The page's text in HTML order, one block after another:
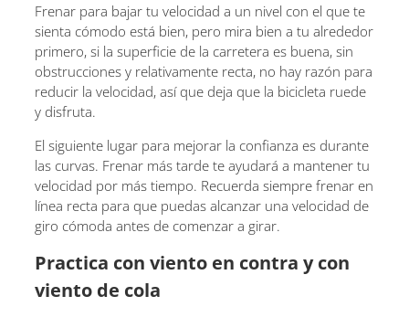
Frenar para bajar tu velocidad a un nivel con el que te
sienta cómodo está bien, pero mira bien a tu alrededor
primero, si la superficie de la carretera es buena, sin
obstrucciones y relativamente recta, no hay razón para
reducir la velocidad, así que deja que la bicicleta ruede
y disfruta.
El siguiente lugar para mejorar la confianza es durante
las curvas. Frenar más tarde te ayudará a mantener tu
velocidad por más tiempo. Recuerda siempre frenar en
línea recta para que puedas alcanzar una velocidad de
giro cómoda antes de comenzar a girar.
Practica con viento en contra y con
viento de cola